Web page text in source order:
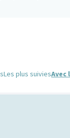
Les plus suiviesAvec